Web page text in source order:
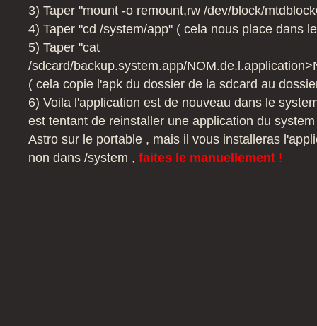
3) Taper "mount -o remount,rw /dev/block/
4) Taper "cd /system/app" ( cela nous place dans
5) Taper "cat
/sdcard/backup.system.app/
( cela copie l'apk du dossier de la sdcard au
6) Voila l'application est de nouveau dans le
est tentant de reinstaller une application du
Astro sur le portable , mais il vous installeras
non dans /system , faites le manuellement !